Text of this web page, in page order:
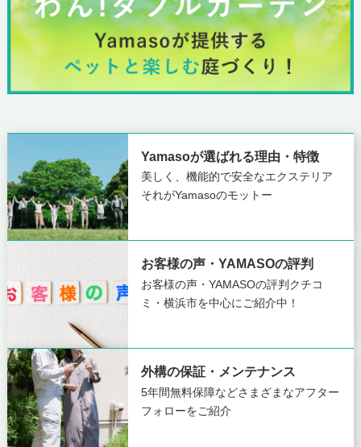
Yamasoが選ばれる理由・特徴
美しく、機能的で安全なエクステリア
それがYamasoのモットー
お客様の声・YAMASOの評判
お客様の声・YAMASOの評判 クチコ
ミ・横浜市を中心にご紹介中！
外構の保証・メンテナンス
5年間無料保障などさまざまなアフター
フォローをご紹介